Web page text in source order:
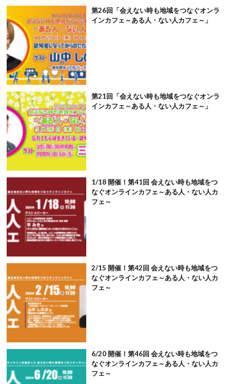
第26回「会えない時も地域をつなぐオンラ
インカフェ～ある人・ない人カフェ～」
第21回「会えない時も地域をつなぐオンラ
インカフェ～ある人・ない人カフェ～」
1/18 開催！第41回 会えない時も地域をつ
なぐオンラインカフェ～ある人・ない人カ
フェ～
2/15 開催！第42回 会えない時も地域をつ
なぐオンラインカフェ～ある人・ない人カ
フェ～
6/20 開催！第46回 会えない時も地域をつ
なぐオンラインカフェ～ある人・ない人カ
フェ～